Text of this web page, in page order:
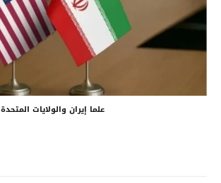
علما إيران والولايات المتحدة